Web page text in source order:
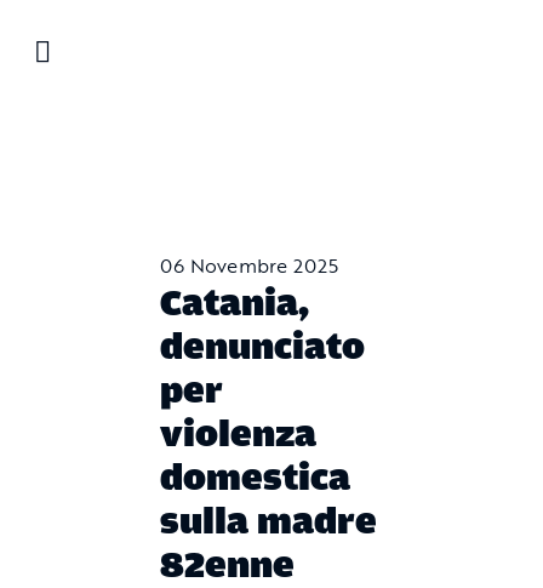
06 Novembre 2025
Catania,
denunciato
per
violenza
domestica
sulla madre
82enne